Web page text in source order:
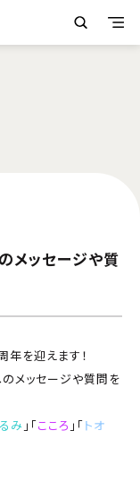
メッセージや質
を迎えます！
メッセージや質問を
み 」「こころ 」「トオ